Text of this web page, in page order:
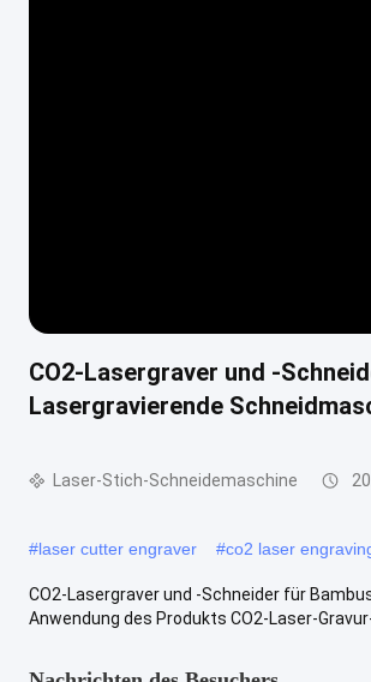
CO2-Lasergraver und -
Lasergravierende
Laser-Stich-Schneidemaschine
#laser cutter engraver #co2 laser
CO2-Lasergraver und -Schneider für
Anwendung des Produkts CO2-Laser-